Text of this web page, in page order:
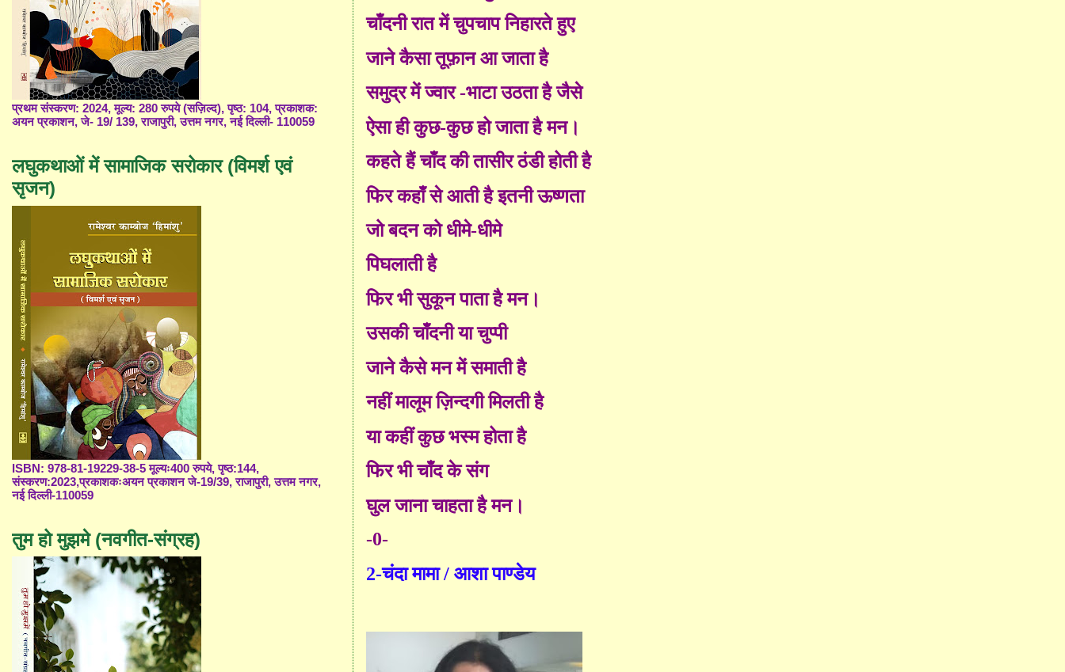
चाँदनी रात में चुपचाप निहारते हुए
जाने कैसा तूफ़ान आ जाता है
समुद्र में ज्वार-भाटा उठता है जैसे
ऐसा ही कुछ-कुछ हो जाता है मन।
कहते हैं चाँद की तासीर ठंडी होती है
फिर कहाँ से आती है इतनी ऊष्णता
जो बदन को धीमे-धीमे
पिघलाती है
फिर भी सुकून पाता है मन।
उसकी चाँदनी या चुप्पी
जाने कैसे मन में समाती है
नहीं मालूम ज़िन्दगी मिलती है
या कहीं कुछ भस्म होता है
फिर भी चाँद के संग
घुल जाना चाहता है मन।
-0-
2-चंदा मामा/ आशा पाण्डेय
प्रथम संस्करण: 2024, मूल्य: 280 रुपये (सज़िल्द), पृष्ठ: 104, प्रकाशक:
अयन प्रकाशन, जे- 19/ 139, राजापुरी, उत्तम नगर, नई दिल्ली- 110059
लघुकथाओं में सामाजिक सरोकार (विमर्श एवं
सृजन)
ISBN: 978-81-19229-38-5 मूल्यः400 रुपये, पृष्ठ:144,
संस्करण:2023,प्रकाशकःअयन प्रकाशन जे-19/39, राजापुरी, उत्तम नगर,
नई दिल्ली-110059
तुम हो मुझमे (नवगीत-संग्रह)